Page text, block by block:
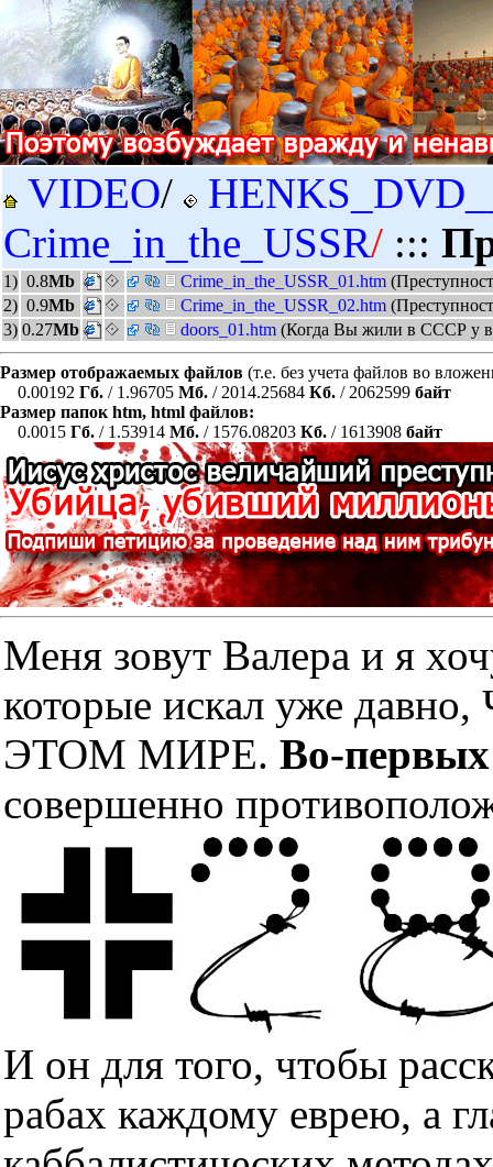
VIDEO/
Crime_in_the_USSR/ :::
1) 0.8Mb Crime_in_the_USSR_01.htm
2) 0.9Mb Crime_in_the_USSR_02.htm
3) 0.27Mb doors_01.htm (Когда Вы жили в СССР у
Размер отображаемых файлов (т.е. без учета файлов во
0.00192 Гб. / 1.96705 Мб. / 2014.25684 Кб. / 2062599 байт
Размер папок htm, html файлов:
0.0015 Гб. / 1.53914 Мб. / 1576.08203 Кб. / 1613908 байт
Меня зовут Валера и я
которые искал уже
ЭТОМ МИРЕ. Во-первых
совершенно
И он для того, чтобы
рабах каждому еврею, а